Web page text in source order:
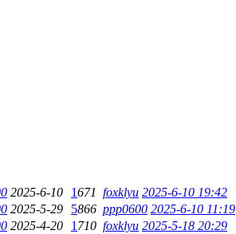
2025-6-10 1671 foxklyu 2025-6-10 19:42
2025-5-29 5866 ppp0600 2025-6-10 11:19
2025-4-20 1 710 foxklyu 2025-5-18 20:29